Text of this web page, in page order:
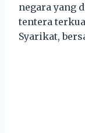
negara yang
tentera
Syarikat,